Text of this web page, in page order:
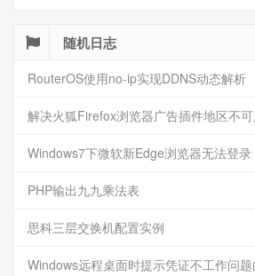
随机日志
RouterOS使用no-ip实现DDNS动态解析
解决火狐Firefox浏览器广告插件地区不
Windows7下微软新Edge浏览器无法登录
PHP输出九九乘法表
思科三层交换机配置实例
Windows远程桌面时提示凭证不工作问